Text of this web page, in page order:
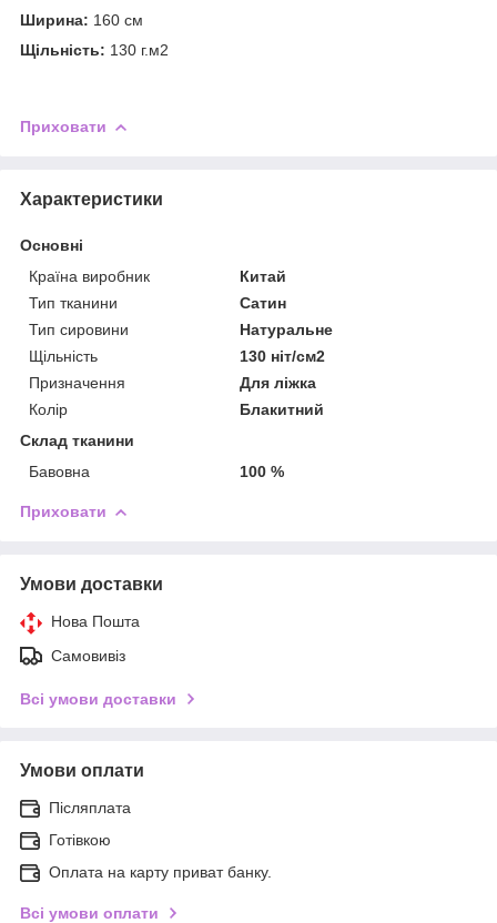
Ширина: 160 см
Щільність: 130 г.м2
Приховати
Характеристики
Основні
Країна виробник
Китай
Тип тканини
Сатин
Тип сировини
Натуральне
Щільність
130 ніт/см2
Призначення
Для ліжка
Колір
Блакитний
Склад тканини
Бавовна
100 %
Приховати
Умови доставки
Нова Пошта
Самовивіз
Всі умови доставки
Умови оплати
Післяплата
Готівкою
Оплата на карту приват банку.
Всі умови оплати